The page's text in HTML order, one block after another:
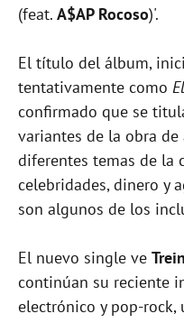
(feat. A$AP Rocoso)'.
El título del álbum,
tentativamente como
confirmado que se
variantes de la obra
diferentes temas de la
celebridades, dinero y
son algunos de los
El nuevo single ve
continúan su reciente
electrónico y pop-